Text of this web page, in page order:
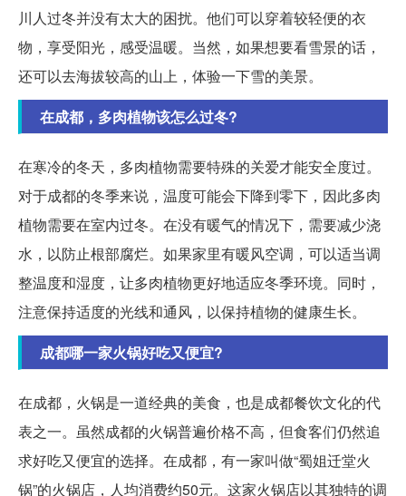
川人过冬并没有太大的困扰。他们可以穿着较轻便的衣
物，享受阳光，感受温暖。当然，如果想要看雪景的话，
还可以去海拔较高的山上，体验一下雪的美景。
在成都，多肉植物该怎么过冬?
在寒冷的冬天，多肉植物需要特殊的关爱才能安全度过。
对于成都的冬季来说，温度可能会下降到零下，因此多肉
植物需要在室内过冬。在没有暖气的情况下，需要减少浇
水，以防止根部腐烂。如果家里有暖风空调，可以适当调
整温度和湿度，让多肉植物更好地适应冬季环境。同时，
注意保持适度的光线和通风，以保持植物的健康生长。
成都哪一家火锅好吃又便宜?
在成都，火锅是一道经典的美食，也是成都餐饮文化的代
表之一。虽然成都的火锅普遍价格不高，但食客们仍然追
求好吃又便宜的选择。在成都，有一家叫做“蜀姐迁堂火
锅”的火锅店，人均消费约50元。这家火锅店以其独特的调